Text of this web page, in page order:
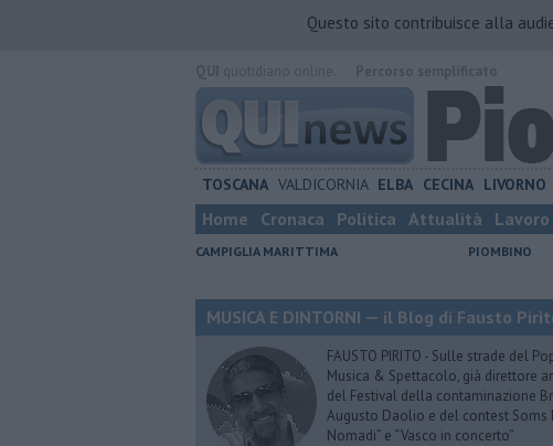
Questo sito contribuisce alla
TOSCANA VALDICORNIA ELBA CECINA LIVORNO
Home Cronaca Politica Attualità Lavoro
CAMPIGLIA MARITTIMA PIOMBINO
MUSICA E DINTORNI — il Blog di Fausto
FAUSTO PIRITO - Sulle strade del
Musica & Spettacolo, già direttore
del Festival della contaminazione
Augusto Daolio e del contest Soms
Nomadi” e “Vasco in concerto”